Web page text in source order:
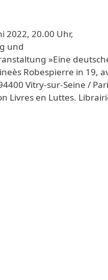
2022, 20.00 Uhr,
und
»Eine
Robespierre in 19,
Vitry-sur-Seine /
Livres en Luttes.